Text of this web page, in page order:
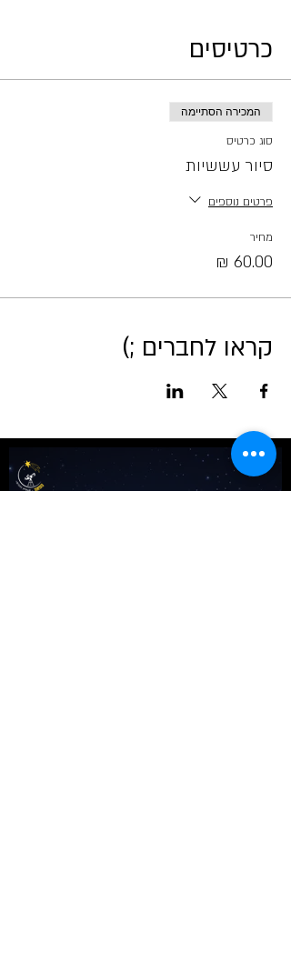
כרטיסים
המכירה הסתיימה
סוג כרטיס
סיור עששיות
פרטים נוספים
מחיר
קראו לחברים ;)